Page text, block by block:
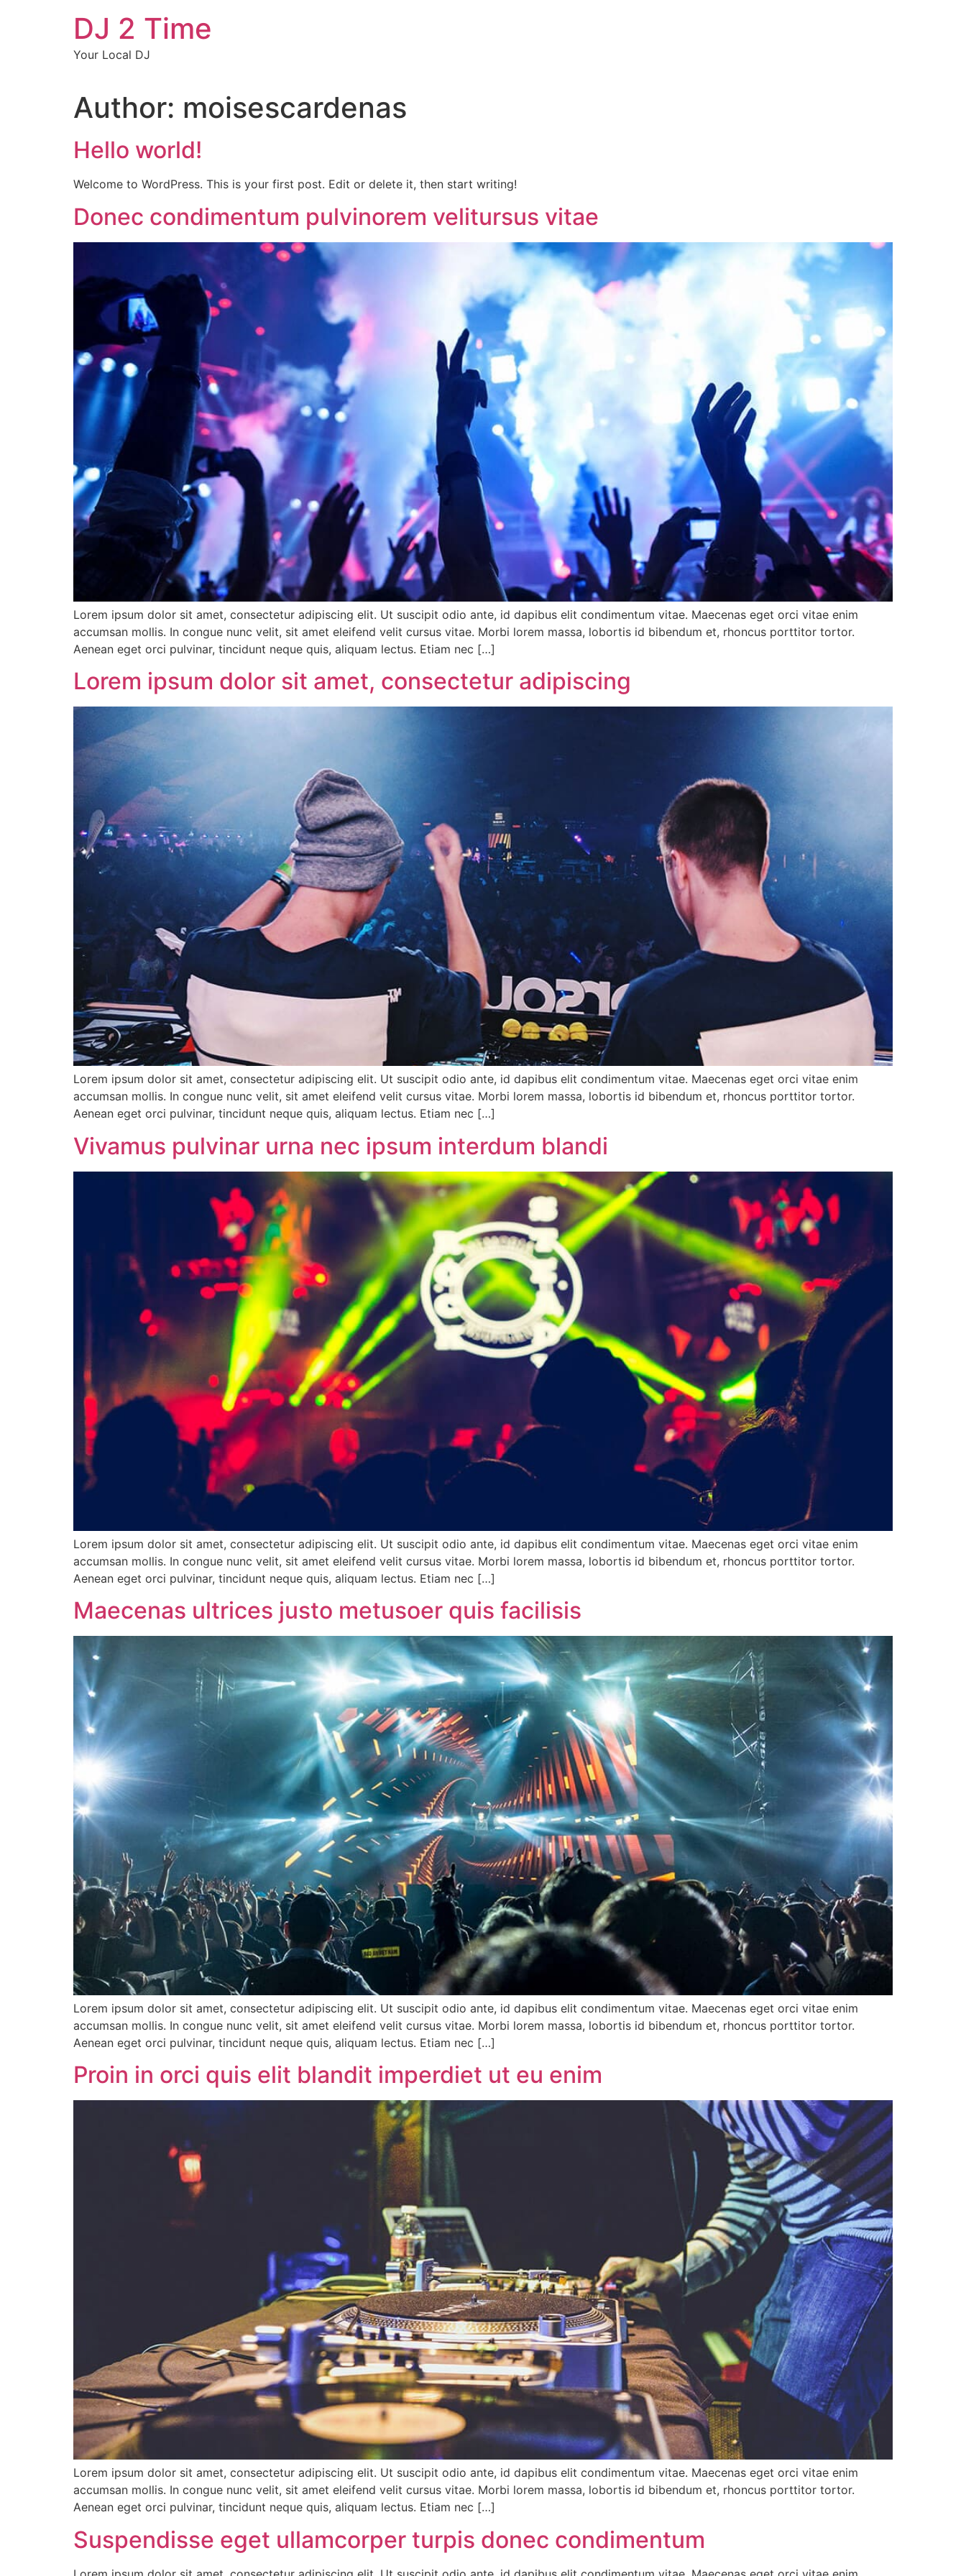
DJ 2 Time
Your Local DJ
Author: moisescardenas
Hello world!
Welcome to WordPress. This is your first post. Edit or delete it, then start writing!
Donec condimentum pulvinorem velitursus vitae
Lorem ipsum dolor sit amet, consectetur adipiscing elit. Ut suscipit odio ante, id dapibus elit condimentum vitae. Maecenas eget orci vitae enim
accumsan mollis. In congue nunc velit, sit amet eleifend velit cursus vitae. Morbi lorem massa, lobortis id bibendum et, rhoncus porttitor tortor.
Aenean eget orci pulvinar, tincidunt neque quis, aliquam lectus. Etiam nec […]
Lorem ipsum dolor sit amet, consectetur adipiscing
Lorem ipsum dolor sit amet, consectetur adipiscing elit. Ut suscipit odio ante, id dapibus elit condimentum vitae. Maecenas eget orci vitae enim
accumsan mollis. In congue nunc velit, sit amet eleifend velit cursus vitae. Morbi lorem massa, lobortis id bibendum et, rhoncus porttitor tortor.
Aenean eget orci pulvinar, tincidunt neque quis, aliquam lectus. Etiam nec […]
Vivamus pulvinar urna nec ipsum interdum blandi
Lorem ipsum dolor sit amet, consectetur adipiscing elit. Ut suscipit odio ante, id dapibus elit condimentum vitae. Maecenas eget orci vitae enim
accumsan mollis. In congue nunc velit, sit amet eleifend velit cursus vitae. Morbi lorem massa, lobortis id bibendum et, rhoncus porttitor tortor.
Aenean eget orci pulvinar, tincidunt neque quis, aliquam lectus. Etiam nec […]
Maecenas ultrices justo metusoer quis facilisis
Lorem ipsum dolor sit amet, consectetur adipiscing elit. Ut suscipit odio ante, id dapibus elit condimentum vitae. Maecenas eget orci vitae enim
accumsan mollis. In congue nunc velit, sit amet eleifend velit cursus vitae. Morbi lorem massa, lobortis id bibendum et, rhoncus porttitor tortor.
Aenean eget orci pulvinar, tincidunt neque quis, aliquam lectus. Etiam nec […]
Proin in orci quis elit blandit imperdiet ut eu enim
Lorem ipsum dolor sit amet, consectetur adipiscing elit. Ut suscipit odio ante, id dapibus elit condimentum vitae. Maecenas eget orci vitae enim
accumsan mollis. In congue nunc velit, sit amet eleifend velit cursus vitae. Morbi lorem massa, lobortis id bibendum et, rhoncus porttitor tortor.
Aenean eget orci pulvinar, tincidunt neque quis, aliquam lectus. Etiam nec […]
Suspendisse eget ullamcorper turpis donec condimentum